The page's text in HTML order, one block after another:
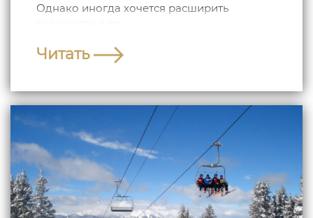
Однако иногда хочется расширить
Читать